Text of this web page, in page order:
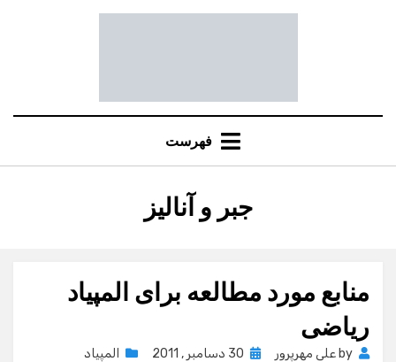
فهرست
برچسب
:
جبر و آنالیز
منابع مورد مطالعه برای المپیاد
ریاضی
by علی مهرپرور
Posted
30 دسامبر , 2011 المپیاد